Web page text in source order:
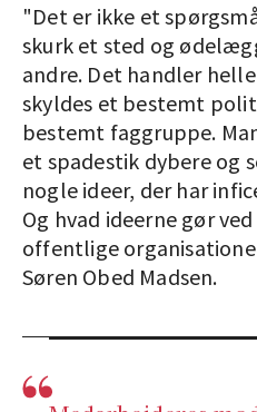
"Det er ikke et
skurk et sted og
andre. Det handler
skyldes et bestemt
bestemt faggruppe.
et spadestik dybere og
nogle ideer, der har
Og hvad ideerne gør
offentlige
Søren Obed Madsen.